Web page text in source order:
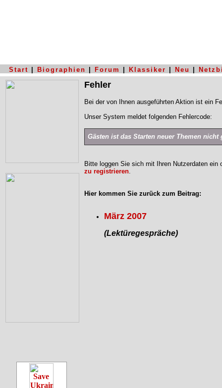
Start Biographien Forum Klassiker Neu
Fehler
Bei der von Ihnen ausgeführten Aktion ist ein
Unser System meldet folgenden Fehlercode:
Gästen ist das Starten neuer Themen nicht
Bitte loggen Sie sich mit Ihren Nutzerdaten
zu registrieren.
Hier kommen Sie zurück zum Beitrag:
März 2007
(Lektüregespräche)